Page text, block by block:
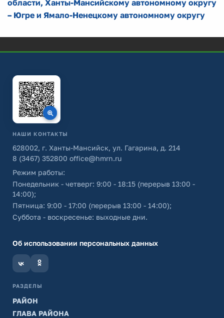
области, Ханты-Мансийскому автономному округу
– Югре и Ямало-Ненецкому автономному округу
НАШИ КОНТАКТЫ
628002, г. Ханты-Мансийск, ул. Гагарина, д. 214
8 (3467) 352800 office@hmrn.ru
Режим работы:
Понедельник - четверг: 9:00 - 18:15 (перерыв 13:00 -
14:00);
Пятница: 9:00 - 17:00 (перерыв 13:00 - 14:00);
Суббота - воскресенье: выходные дни.
Об использовании персональных данных
РАЗДЕЛЫ
РАЙОН
ГЛАВА РАЙОНА